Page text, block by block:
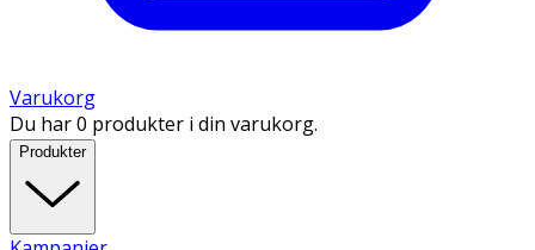
Varukorg
Du har 0 produkter i din varukorg.
Produkter